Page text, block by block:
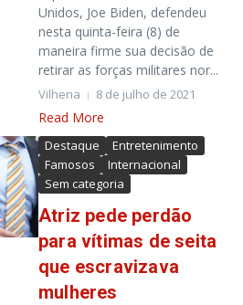
Unidos, Joe Biden, defendeu
nesta quinta-feira (8) de
maneira firme sua decisão de
retirar as forças militares nor...
Vilhena 8 de julho de 2021
Read More
Destaque
Entretenimento
Famosos
Internacional
Sem categoria
Atriz pede perdão
para vítimas de seita
que escravizava
mulheres